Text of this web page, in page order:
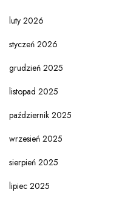
luty 2026
styczeń 2026
grudzień 2025
listopad 2025
październik 2025
wrzesień 2025
sierpień 2025
lipiec 2025